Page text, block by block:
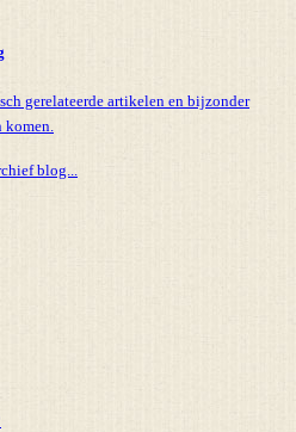
gerelateerde artikelen en bijzonder
blog...